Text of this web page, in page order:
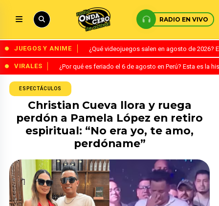
RADIO EN VIVO
JUEGOS Y ANIME ¿Qué videojuegos salen en agosto de
VIRALES ¿Por qué es feriado el 6 de agosto en Perú? Esta es la
ESPECTÁCULOS
Christian Cueva llora y ruega
perdón a Pamela López en retiro
espiritual: “No era yo, te amo,
perdóname”